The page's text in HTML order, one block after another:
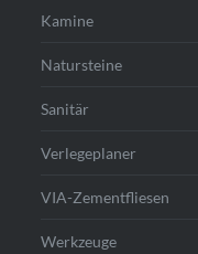
Kamine
Natursteine
Sanitär
Verlegeplaner
VIA-Zementfliesen
Werkzeuge